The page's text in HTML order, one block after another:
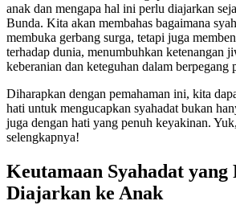
anak dan mengapa hal ini perlu diajarkan
Bunda. Kita akan membahas bagaimana
membuka gerbang surga, tetapi juga
terhadap dunia, menumbuhkan ketenangan
keberanian dan keteguhan dalam berpegang
Diharapkan dengan pemahaman ini, kita
hati untuk mengucapkan syahadat bukan
juga dengan hati yang penuh keyakinan.
selengkapnya!
Keutamaan Syahadat yang
Diajarkan ke Anak